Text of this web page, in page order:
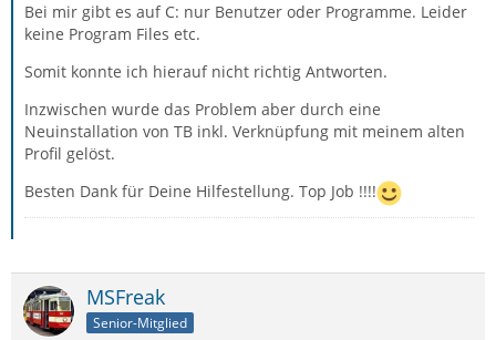
Bei mir gibt es auf C: nur Benutzer oder Programme. Leider
keine Program Files etc.
Somit konnte ich hierauf nicht richtig Antworten.
Inzwischen wurde das Problem aber durch eine
Neuinstallation von TB inkl. Verknüpfung mit meinem alten
Profil gelöst.
Besten Dank für Deine Hilfestellung. Top Job !!!!
MSFreak
Senior-Mitglied